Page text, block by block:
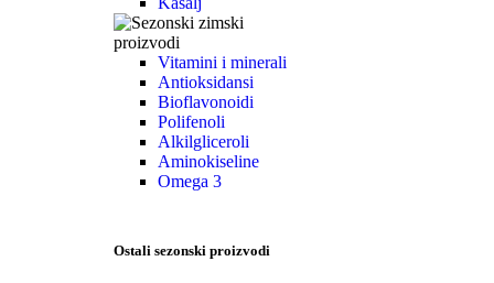
Vitamini i minerali
Antioksidansi
Bioflavonoidi
Polifenoli
Alkilgliceroli
Aminokiseline
Omega 3
Ostali sezonski proizvodi